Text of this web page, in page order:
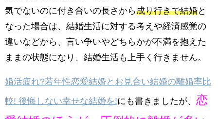
気でないのに付き合いの長さから成り行きで結婚と
なった場合は、結婚生活に対する考えや経済感覚の
違いなどから、言い争いやどちらかが不満を抱えた
ままの状態になり、結婚生活も上手く行きません。
婚活疲れ?若年性恋愛結婚とお見合い結婚の離婚率比
較! 後悔しない幸せな結婚を!にも書きましたが、 恋